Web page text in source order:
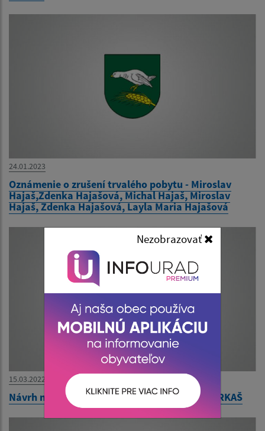
24.01.2023
Oznámenie o zrušení trvalého pobytu - Miroslav
Hajaš,Zdenka Hajašová, Michal Hajaš, Miroslav
Hajaš, Zdenka Hajašová, Layla Maria Hajašová
15.03.2022
Návrh na zrušenie trvalého pobytu - Milan FARKAŠ
Nezobrazovať